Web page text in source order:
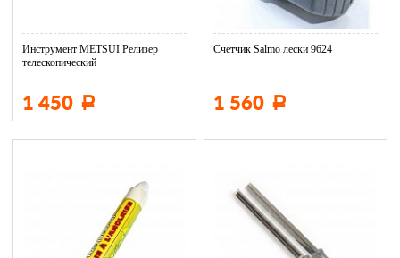
Инструмент METSUI Релизер
телескопический
1 450 Р
Счетчик Salmo лески 9624
1 560 Р